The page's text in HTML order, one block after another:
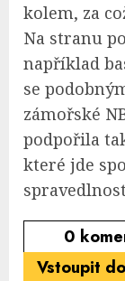
kolem, za
Na stranu
například
se
zámořské
podpořila
které jde
0
Vstoupit